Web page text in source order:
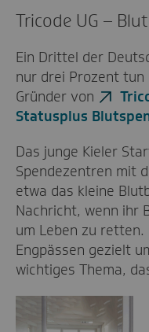
Tricode UG –
Ein Drittel der
nur drei Prozent tun
Gründer von
Statusplus
Das junge Kieler
Spendezentren mit
etwa das kleine
Nachricht, wenn ihr
um Leben zu retten.
Engpässen gezielt
wichtiges Thema,